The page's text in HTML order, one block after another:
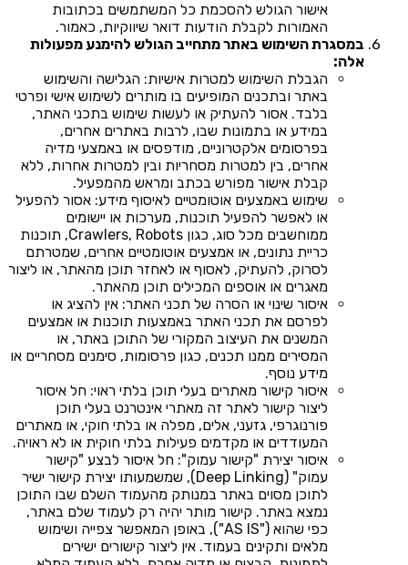
אישור הגולש להסכמת כל המשתמשים בכתובות
האמורות לקבלת הודעות דואר שיווקיות, כאמור.
במסגרת השימוש באתר מתחייב הגולש להימנע מפעולות
אלה:
הגבלת השימוש למטרות אישיות: הגלישה והשימוש
באתר ובתכנים המופיעים בו מותרים לשימוש אישי ופרטי
בלבד. אסור להעתיק או לעשות שימוש בתכני האתר,
במידע או בתמונות שבו, לרבות באתרים אחרים,
בפרסומים אלקטרוניים, מודפסים או באמצעי מדיה
אחרים, בין למטרות מסחריות ובין למטרות אחרות, ללא
קבלת אישור מפורש בכתב ומראש מהמפעיל.
שימוש באמצעים אוטומטיים לאיסוף מידע: אסור להפעיל
או לאפשר להפעיל תוכנות, מערכות או יישומים
ממוחשבים מכל סוג, כגון Crawlers, Robots, תוכנות
כריית נתונים, או אמצעים אוטומטיים אחרים, שמטרתם
לסרוק, להעתיק, לאסוף או לאחזר תוכן מהאתר, או ליצור
מאגרים או אוספים המכילים תוכן מהאתר.
איסור שינוי או הסרה של תכני האתר: אין להציג או
לפרסם את תכני האתר באמצעות תוכנות או אמצעים
המשנים את העיצוב המקורי של התוכן באתר, או
המסירים ממנו תכנים, כגון פרסומות, סימנים מסחריים או
מידע נוסף.
איסור קישור מאתרים בעלי תוכן בלתי ראוי: חל איסור
ליצור קישור לאתר זה מאתרי אינטרנט בעלי תוכן
פורנוגרפי, גזעני, אלים, מפלה או בלתי חוקי, או מאתרים
המעודדים או מקדמים פעילות בלתי חוקית או לא ראויה.
איסור יצירת "קישור עמוק": חל איסור לבצע "קישור
עמוק" (Deep Linking), שמשמעותו יצירת קישור ישיר
לתוכן מסוים באתר במנותק מהעמוד השלם שבו התוכן
נמצא באתר. קישור מותר יהיה רק לעמוד שלם באתר,
כפי שהוא ("AS IS"), באופן המאפשר צפייה ושימוש
מלאים ותקינים בעמוד. אין ליצור קישורים ישירים